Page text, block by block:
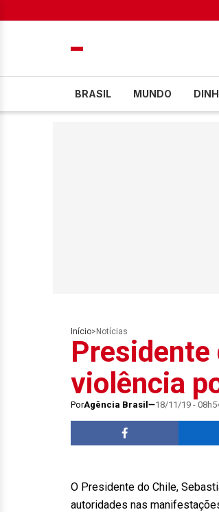
BRASIL MUNDO
Início> Notícias
Presidente
violência
PorAgência Brasil 18/11/19 -
O Presidente do Chile,
autoridades nas